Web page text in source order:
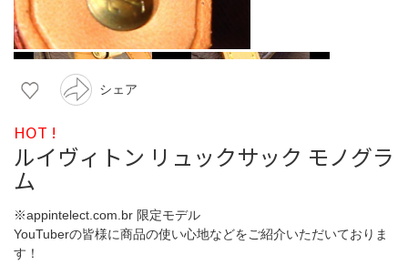
シェア
HOT !
ルイヴィトン リュックサック モノグラ
ム
※appintelect.com.br 限定モデル
YouTuberの皆様に商品の使い心地などをご紹介いただいておりま
す！